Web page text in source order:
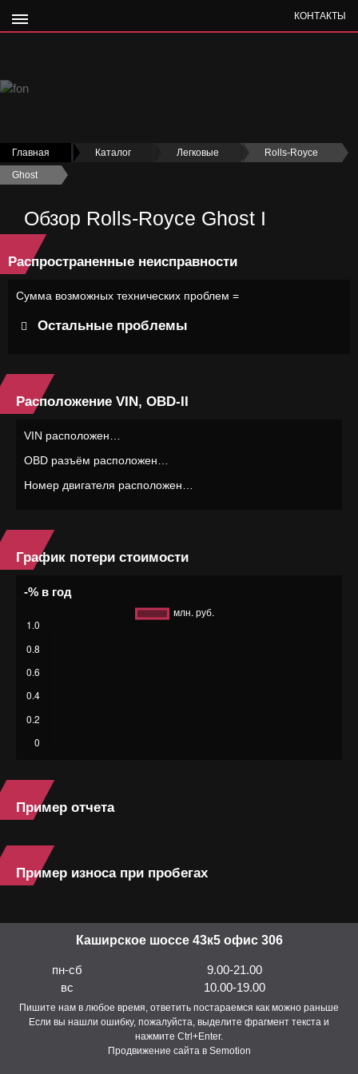
КОНТАКТЫ
Главная › Каталог Легковые › Rolls-Royce
›
Ghost
›
Обзор Rolls-Royce Ghost I
Распространенные неисправности
Сумма возможных технических проблем =
Остальные проблемы
Расположение VIN, OBD-II
VIN расположен…
OBD разъём расположен…
Номер двигателя расположен…
График потери стоимости
-% в год
Пример отчета
Пример износа при пробегах
Каширское шоссе 43к5 офис 306
пн-сб
9.00-21.00
вс
10.00-19.00
Пишите нам в любое время, ответить постараемся как можно раньше
Если вы нашли ошибку, пожалуйста, выделите фрагмент текста и
нажмите Ctrl+Enter.
Продвижение сайта в Semotion